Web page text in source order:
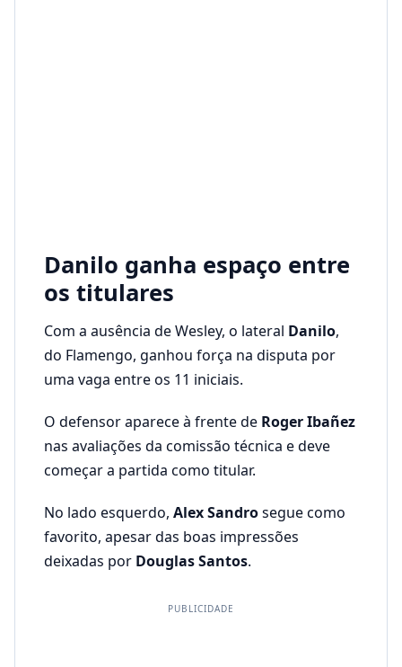
Danilo ganha espaço entre
os titulares
Com a ausência de Wesley, o lateral Danilo,
do Flamengo, ganhou força na disputa por
uma vaga entre os 11 iniciais.
O defensor aparece à frente de Roger Ibañez
nas avaliações da comissão técnica e deve
começar a partida como titular.
No lado esquerdo, Alex Sandrosegue como
favorito, apesar das boas impressões
deixadas por Douglas Santos.
PUBLICIDADE